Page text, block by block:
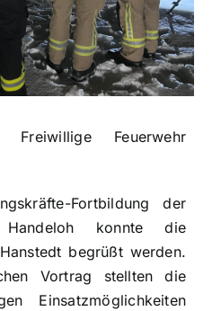
Freiwillige Feuerwehr
Fortbildung der
konnte die
begrüßt werden.
Vortrag stellten die
Einsatzmöglichkeiten